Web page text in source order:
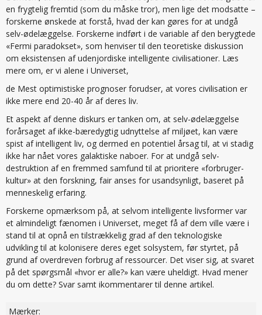
en frygtelig fremtid (som du måske tror), men lige det modsatte –
forskerne ønskede at forstå, hvad der kan gøres for at undgå
selv-ødelæggelse. Forskerne indført i de variable af den berygtede
«Fermi paradokset», som henviser til den teoretiske diskussion
om eksistensen af udenjordiske intelligente civilisationer. Læs
mere om, er vi alene i Universet,
de Mest optimistiske prognoser forudser, at vores civilisation er
ikke mere end 20-40 år af deres liv.
Et aspekt af denne diskurs er tanken om, at selv-ødelæggelse
forårsaget af ikke-bæredygtig udnyttelse af miljøet, kan være
spist af intelligent liv, og dermed en potentiel årsag til, at vi stadig
ikke har nået vores galaktiske naboer. For at undgå selv-
destruktion af en fremmed samfund til at prioritere «forbruger-
kultur» at den forskning, fair anses for usandsynligt, baseret på
menneskelig erfaring.
Forskerne opmærksom på, at selvom intelligente livsformer var
et almindeligt fænomen i Universet, meget få af dem ville være i
stand til at opnå en tilstrækkelig grad af den teknologiske
udvikling til at kolonisere deres eget solsystem, før styrtet, på
grund af overdreven forbrug af ressourcer. Det viser sig, at svaret
på det spørgsmål «hvor er alle?» kan være uheldigt. Hvad mener
du om dette? Svar samt ikommentarer til denne artikel.
Mærker: